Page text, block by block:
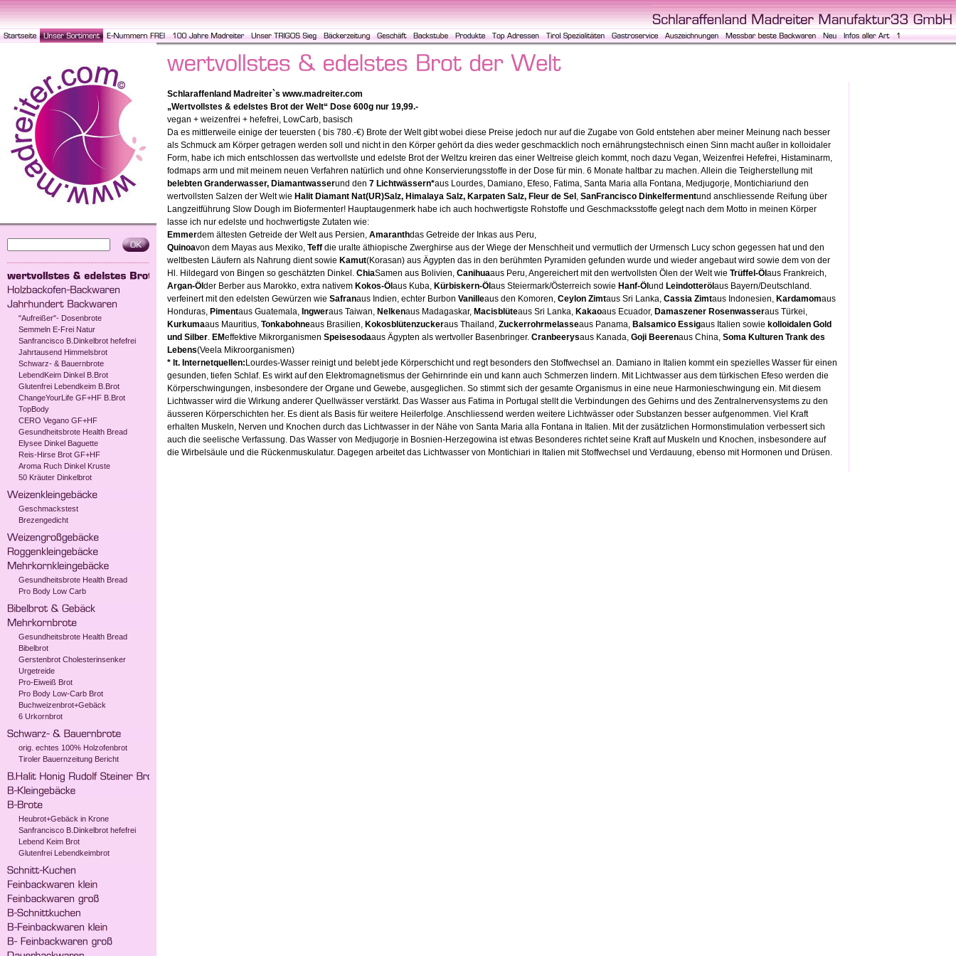
"Aufreißer"- Dosenbrote
Semmeln E-Frei Natur
Sanfrancisco B.Dinkelbrot hefefrei
Jahrtausend Himmelsbrot
Schwarz- & Bauernbrote
LebendKeim Dinkel B.Brot
Glutenfrei Lebendkeim B.Brot
ChangeYourLife GF+HF B.Brot
TopBody
CERO Vegano GF+HF
Gesundheitsbrote Health Bread
Elysee Dinkel Baguette
Reis-Hirse Brot GF+HF
Aroma Ruch Dinkel Kruste
50 Kräuter Dinkelbrot
Geschmackstest
Brezengedicht
Gesundheitsbrote Health Bread
Pro Body Low Carb
Gesundheitsbrote Health Bread
Bibelbrot
Gerstenbrot Cholesterinsenker
Urgetreide
Pro-Eiweiß Brot
Pro Body Low-Carb Brot
Buchweizenbrot+Gebäck
6 Urkornbrot
orig. echtes 100% Holzofenbrot
Tiroler Bauernzeitung Bericht
Heubrot+Gebäck in Krone
Sanfrancisco B.Dinkelbrot hefefrei
Lebend Keim Brot
Glutenfrei Lebendkeimbrot
Schlaraffenland Madreiter`s www.madreiter.com
„Wertvollstes & edelstes Brot der Welt“ Dose 600g nur 19,99.-
vegan + weizenfrei + hefefrei, LowCarb, basisch
Da es mittlerweile einige der teuersten ( bis 780.-€) Brote der Welt gibt wobei diese Preise jedoch nur auf die Zugabe von Gold entstehen aber meiner Meinung nach besser
als Schmuck am Körper getragen werden soll und nicht in den Körper gehört da dies weder geschmacklich noch ernährungstechnisch einen Sinn macht außer in kolloidaler
Form, habe ich mich entschlossen das wertvollste und edelste Brot der Weltzu kreiren das einer Weltreise gleich kommt, noch dazu Vegan, Weizenfrei Hefefrei, Histaminarm,
fodmaps arm und mit meinem neuen Verfahren natürlich und ohne Konservierungsstoffe in der Dose für min. 6 Monate haltbar zu machen. Allein die Teigherstellung mit
belebten Granderwasser, Diamantwasserund den 7 Lichtwässern*aus Lourdes, Damiano, Efeso, Fatima, Santa Maria alla Fontana, Medjugorje, Montichiariund den
wertvollsten Salzen der Welt wie Halit Diamant Nat(UR)Salz, Himalaya Salz, Karpaten Salz, Fleur de Sel , SanFrancisco Dinkelfermentund anschliessende Reifung über
Langzeitführung Slow Dough im Biofermenter! Hauptaugenmerk habe ich auch hochwertigste Rohstoffe und Geschmacksstoffe gelegt nach dem Motto in meinen Körper
lasse ich nur edelste und hochwertigste Zutaten wie:
Emmerdem ältesten Getreide der Welt aus Persien, Amaranthdas Getreide der Inkas aus Peru,
Quinoavon dem Mayas aus Mexiko, Teff die uralte äthiopische Zwerghirse aus der Wiege der Menschheit und vermutlich der Urmensch Lucy schon gegessen hat und den
weltbesten Läufern als Nahrung dient sowie Kamut(Korasan) aus Ägypten das in den berühmten Pyramiden gefunden wurde und wieder angebaut wird sowie dem von der
Hl. Hildegard von Bingen so geschätzten Dinkel. ChiaSamen aus Bolivien, Canihuaaus Peru, Angereichert mit den wertvollsten Ölen der Welt wie Trüffel-Öl aus Frankreich,
Argan-Öl der Berber aus Marokko, extra nativem Kokos-Öl aus Kuba, Kürbiskern-Öl aus Steiermark/Österreich sowie Hanf-Öl und Leindotteröl aus Bayern/Deutschland.
verfeinert mit den edelsten Gewürzen wie Safranaus Indien, echter Burbon Vanilleaus den Komoren, Ceylon Zimtaus Sri Lanka, Cassia Zimtaus Indonesien, Kardamomaus
Honduras, Pimentaus Guatemala, Ingweraus Taiwan, Nelkenaus Madagaskar, Macisblüteaus Sri Lanka, Kakaoaus Ecuador, Damaszener Rosenwasseraus Türkei,
Kurkumaaus Mauritius, Tonkabohneaus Brasilien, Kokosblütenzuckeraus Thailand, Zuckerrohrmelasseaus Panama, Balsamico Essigaus Italien sowie kolloidalen Gold
und Silber. EMeffektive Mikrorganismen Speisesodaaus Ägypten als wertvoller Basenbringer. Cranbeerysaus Kanada, Goji Beerenaus China, Soma Kulturen Trank des
Lebens(Veela Mikroorganismen)
* lt. Internetquellen: Lourdes-Wasser reinigt und belebt jede Körperschicht und regt besonders den Stoffwechsel an. Damiano in Italien kommt ein spezielles Wasser für einen
gesunden, tiefen Schlaf. Es wirkt auf den Elektromagnetismus der Gehirnrinde ein und kann auch Schmerzen lindern. Mit Lichtwasser aus dem türkischen Efeso werden die
Körperschwingungen, insbesondere der Organe und Gewebe, ausgeglichen. So stimmt sich der gesamte Organismus in eine neue Harmonieschwingung ein. Mit diesem
Lichtwasser wird die Wirkung anderer Quellwässer verstärkt. Das Wasser aus Fatima in Portugal stellt die Verbindungen des Gehirns und des Zentralnervensystems zu den
äusseren Körperschichten her. Es dient als Basis für weitere Heilerfolge. Anschliessend werden weitere Lichtwässer oder Substanzen besser aufgenommen. Viel Kraft
erhalten Muskeln, Nerven und Knochen durch das Lichtwasser in der Nähe von Santa Maria alla Fontana in Italien. Mit der zusätzlichen Hormonstimulation verbessert sich
auch die seelische Verfassung. Das Wasser von Medjugorje in Bosnien-Herzegowina ist etwas Besonderes richtet seine Kraft auf Muskeln und Knochen, insbesondere auf
die Wirbelsäule und die Rückenmuskulatur. Dagegen arbeitet das Lichtwasser von Montichiari in Italien mit Stoffwechsel und Verdauung, ebenso mit Hormonen und Drüsen.